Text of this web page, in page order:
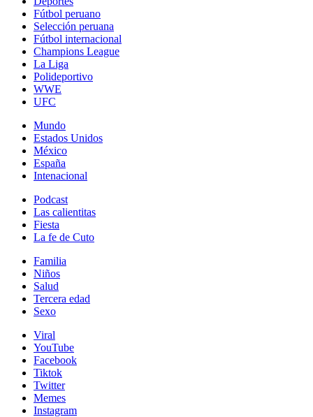
Fútbol peruano
Selección peruana
Fútbol internacional
Champions League
La Liga
Polideportivo
WWE
UFC
Mundo
Estados Unidos
México
España
Intenacional
Podcast
Las calientitas
Fiesta
La fe de Cuto
Familia
Niños
Salud
Tercera edad
Sexo
Viral
YouTube
Facebook
Tiktok
Twitter
Memes
Instagram